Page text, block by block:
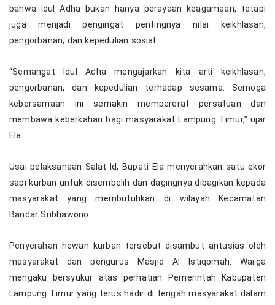
bahwa Idul Adha bukan hanya perayaan keagamaan, tetapi
juga menjadi pengingat pentingnya nilai keikhlasan,
pengorbanan, dan kepedulian sosial.
“Semangat Idul Adha mengajarkan kita arti keikhlasan,
pengorbanan, dan kepedulian terhadap sesama. Semoga
kebersamaan ini semakin mempererat persatuan dan
membawa keberkahan bagi masyarakat Lampung Timur,” ujar
Ela.
Usai pelaksanaan Salat Id, Bupati Ela menyerahkan satu ekor
sapi kurban untuk disembelih dan dagingnya dibagikan kepada
masyarakat yang membutuhkan di wilayah Kecamatan
Bandar Sribhawono.
Penyerahan hewan kurban tersebut disambut antusias oleh
masyarakat dan pengurus Masjid Al Istiqomah. Warga
mengaku bersyukur atas perhatian Pemerintah Kabupaten
Lampung Timur yang terus hadir di tengah masyarakat dalam